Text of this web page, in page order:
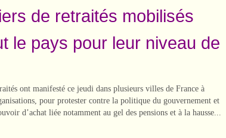
de retraités mobilisés
le pays pour leur niveau de
ont manifesté ce jeudi dans plusieurs villes de France à
pour protester contre la politique du gouvernement et
d’achat liée notamment au gel des pensions et à la hausse...